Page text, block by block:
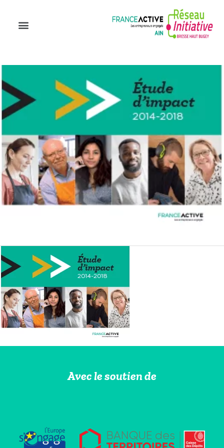
Avec le soutien de